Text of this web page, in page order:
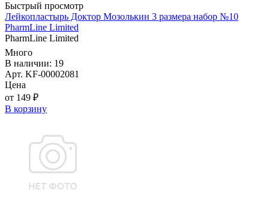
Быстрый просмотр
Лейкопластырь Доктор Мозолькин 3 размера набор №10
PharmLine Limited
PharmLine Limited
Много
В наличии: 19
Арт. KF-00002081
Цена
от 149 ₽
В корзину